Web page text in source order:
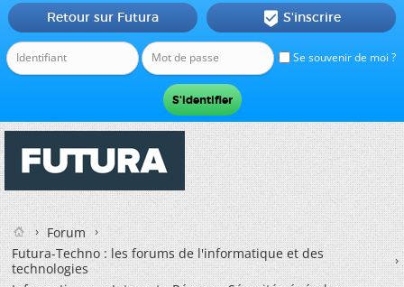
Se souvenir de moi ?
Retour sur Futura  S'inscrire
Forum
Futura-Techno : les forums de l'informatique et des
technologies